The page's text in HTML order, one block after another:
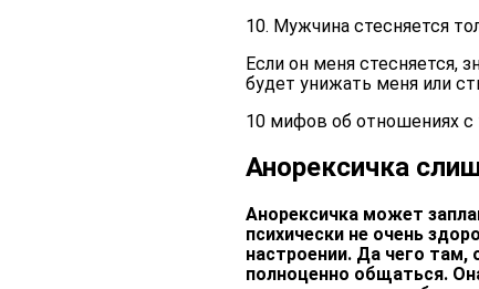
10. Мужчина стесняется
Если он меня стесняется,
будет унижать меня или
10 мифов об отношениях с
Анорексичка
Анорексичка может
психически не очень
настроении. Да чего там,
полноценно общаться.